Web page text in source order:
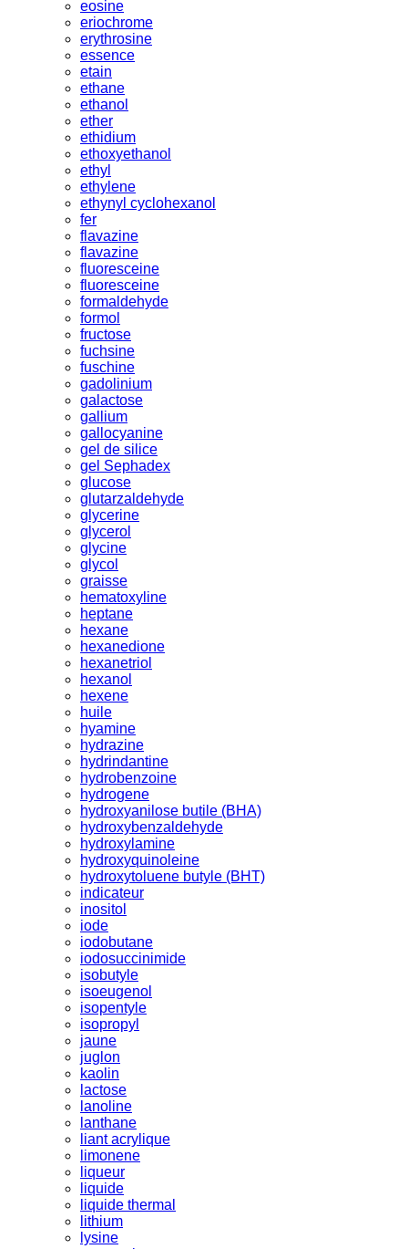
eosine
eriochrome
erythrosine
essence
etain
ethane
ethanol
ether
ethidium
ethoxyethanol
ethyl
ethylene
ethynyl cyclohexanol
fer
flavazine
flavazine
fluoresceine
fluoresceine
formaldehyde
formol
fructose
fuchsine
fuschine
gadolinium
galactose
gallium
gallocyanine
gel de silice
gel Sephadex
glucose
glutarzaldehyde
glycerine
glycerol
glycine
glycol
graisse
hematoxyline
heptane
hexane
hexanedione
hexanetriol
hexanol
hexene
huile
hyamine
hydrazine
hydrindantine
hydrobenzoine
hydrogene
hydroxyanilose butile (BHA)
hydroxybenzaldehyde
hydroxylamine
hydroxyquinoleine
hydroxytoluene butyle (BHT)
indicateur
inositol
iode
iodobutane
iodosuccinimide
isobutyle
isoeugenol
isopentyle
isopropyl
jaune
juglon
kaolin
lactose
lanoline
lanthane
liant acrylique
limonene
liqueur
liquide
liquide thermal
lithium
lysine